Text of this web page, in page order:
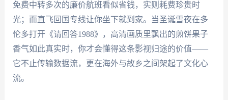
免费中转多次的廉价航班看似省钱，实则耗费珍贵时
光；而直飞回国专线让你坐下就到家。当圣诞雪夜在多
伦多打开《请回答1988》，高清画质里飘出的煎饼果子
香气如此真实时，你才会懂得这条影视归途的价值——
它不止传输数据流，更在海外与故乡之间架起了文化心
流。